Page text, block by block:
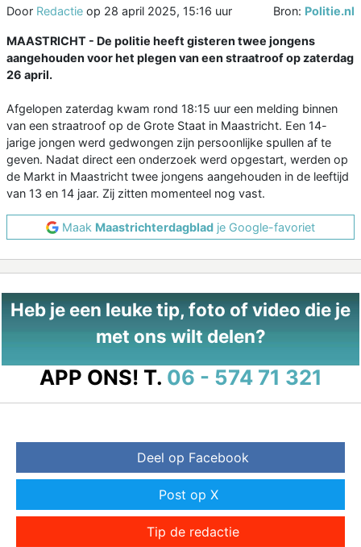
Door Redactie op 28 april 2025, 15:16 uur Bron: Politie.nl
MAASTRICHT - De politie heeft gisteren twee jongens
aangehouden voor het plegen van een straatroof op zaterdag
26 april.
Afgelopen zaterdag kwam rond 18:15 uur een melding binnen
van een straatroof op de Grote Staat in Maastricht. Een 14-
jarige jongen werd gedwongen zijn persoonlijke spullen af te
geven. Nadat direct een onderzoek werd opgestart, werden op
de Markt in Maastricht twee jongens aangehouden in de leeftijd
van 13 en 14 jaar. Zij zitten momenteel nog vast.
Maak Maastrichterdagblad je Google-favoriet
Heb je een leuke tip, foto of video die je
met ons wilt delen?
APP ONS! T. 06 - 574 71 321
Deel op Facebook
Post op X
Tip de redactie